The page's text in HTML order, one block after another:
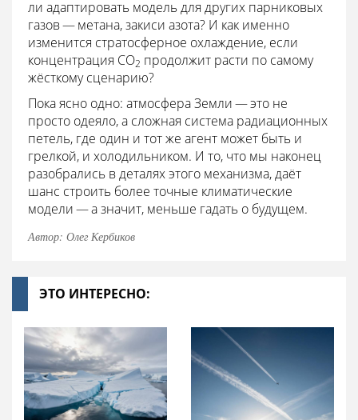
ли адаптировать модель для других парниковых
газов — метана, закиси азота? И как именно
изменится стратосферное охлаждение, если
концентрация CO2 продолжит расти по самому
жёсткому сценарию?
Пока ясно одно: атмосфера Земли — это не
просто одеяло, а сложная система радиационных
петель, где один и тот же агент может быть и
грелкой, и холодильником. И то, что мы наконец
разобрались в деталях этого механизма, даёт
шанс строить более точные климатические
модели — а значит, меньше гадать о будущем.
Автор: Олег Кербиков
ЭТО ИНТЕРЕСНО: